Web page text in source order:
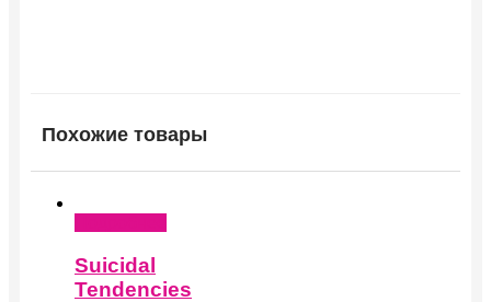
Похожие товары
Suicidal
Tendencies